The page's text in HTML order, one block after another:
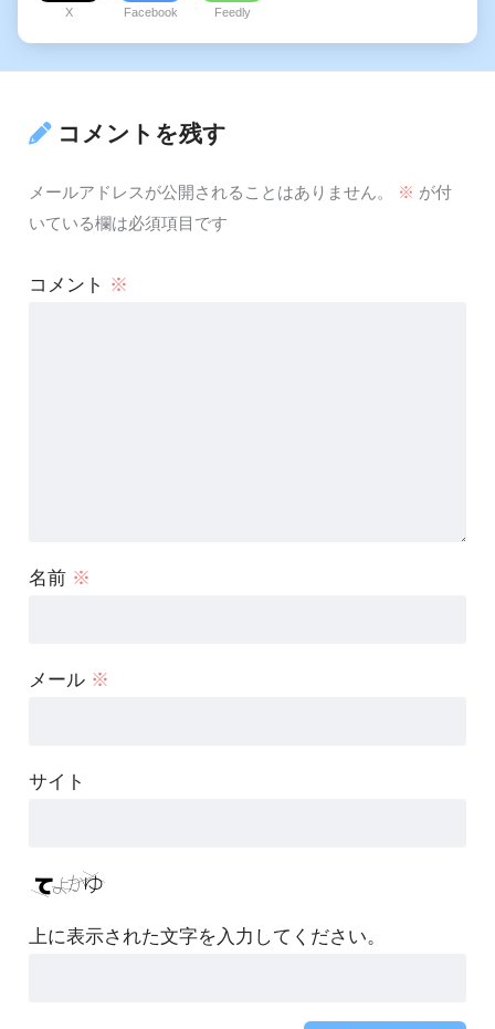
X Facebook Feedly
コメントを残す
メールアドレスが公開されることはありません。 ※ が付
いている欄は必須項目です
コメント ※
名前 ※
メール ※
サイト
上に表示された文字を入力してください。